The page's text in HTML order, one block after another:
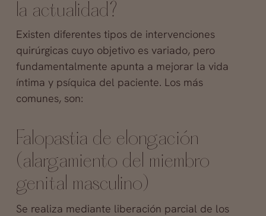
la actualidad?
Existen diferentes tipos de intervenciones
quirúrgicas cuyo objetivo es variado, pero
fundamentalmente apunta a mejorar la vida
íntima y psíquica del paciente. Los más
comunes, son:
Falopastia de elongación
(alargamiento del miembro
genital masculino)
Se realiza mediante liberación parcial de los